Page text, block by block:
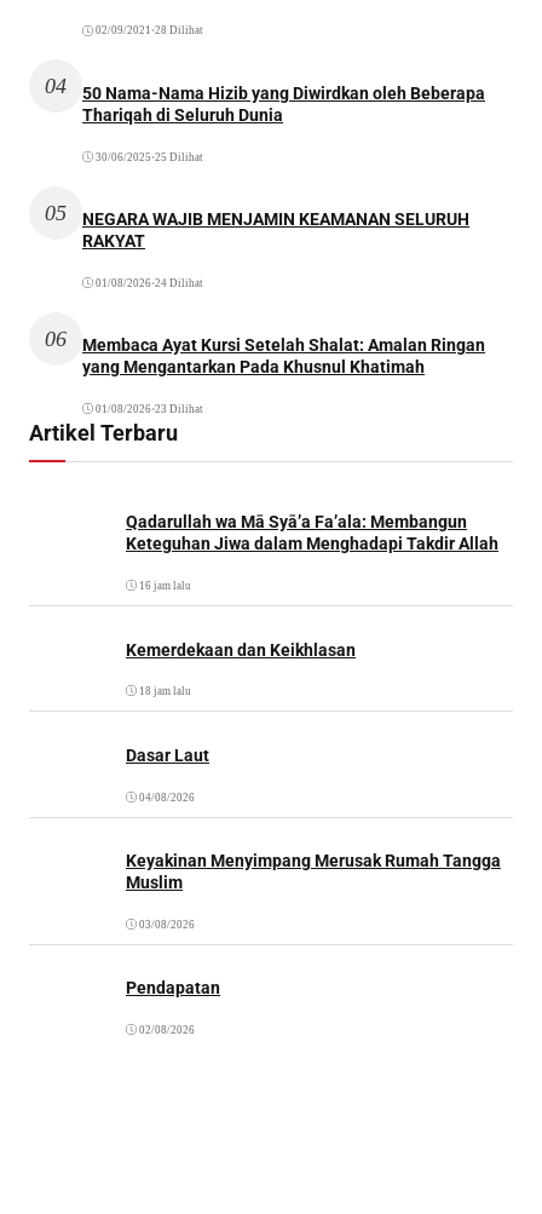
02/09/2021 •28 Dilihat
04
50 Nama-Nama Hizib yang Diwirdkan oleh Beberapa
Thariqah di Seluruh Dunia
30/06/2025 •25 Dilihat
05
NEGARA WAJIB MENJAMIN KEAMANAN SELURUH
RAKYAT
01/08/2026•24 Dilihat
06
Membaca Ayat Kursi Setelah Shalat: Amalan Ringan
yang Mengantarkan Pada Khusnul Khatimah
01/08/2026•23 Dilihat
Artikel Terbaru
Qadarullah wa Mā Syā’a Fa’ala: Membangun
Keteguhan Jiwa dalam Menghadapi Takdir Allah
16 jam lalu
Kemerdekaan dan Keikhlasan
18 jam lalu
Dasar Laut
04/08/2026
Keyakinan Menyimpang Merusak Rumah Tangga
Muslim
03/08/2026
Pendapatan
02/08/2026